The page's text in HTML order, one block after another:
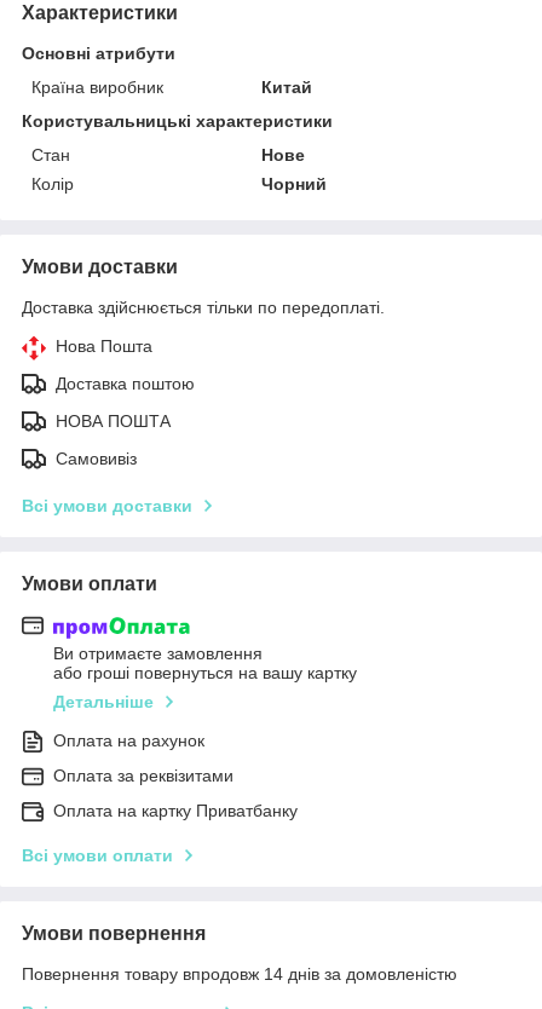
Характеристики
Основні атрибути
Країна виробник
Китай
Користувальницькі характеристики
Стан
Нове
Колір
Чорний
Умови доставки
Доставка здійснюється тільки по передоплаті.
Нова Пошта
Доставка поштою
НОВА ПОШТА
Самовивіз
Всі умови доставки
Умови оплати
Ви отримаєте замовлення
або гроші повернуться на вашу картку
Детальніше
Оплата на рахунок
Оплата за реквізитами
Оплата на картку Приватбанку
Всі умови оплати
Умови повернення
Повернення товару впродовж 14 днів за домовленістю